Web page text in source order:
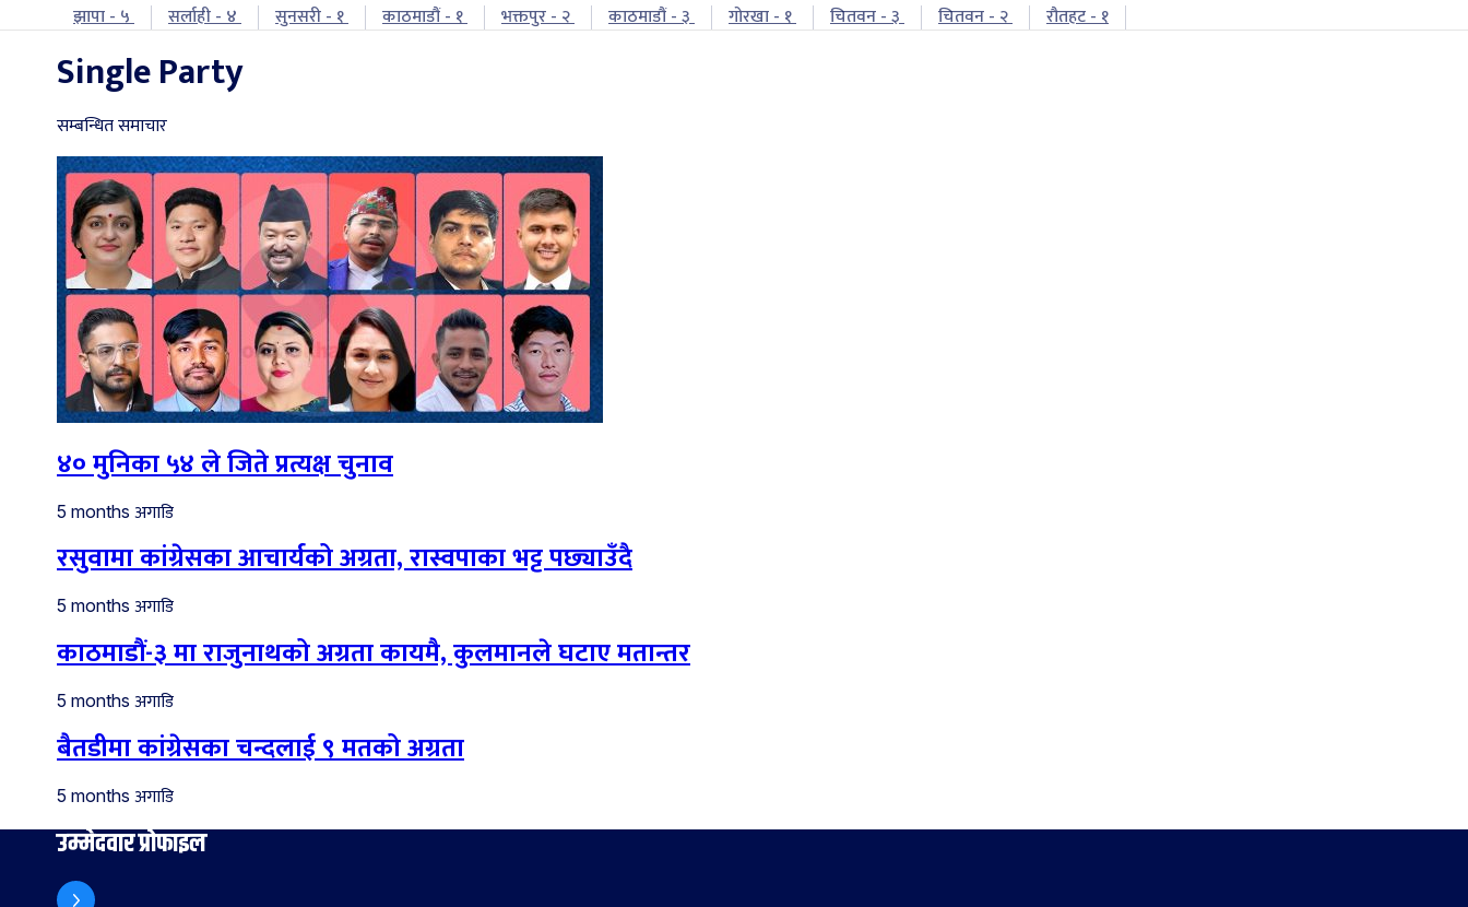
झापा - ५ सर्लाही - ४ सुनसरी - १ काठमाडौं - १ भक्तपुर - २ काठमाडौं - ३ गोरखा - १ चितवन - ३ चितवन - २ रौतहट - १
Single Party
सम्बन्धित समाचार
४० मुनिका ५४ ले जिते प्रत्यक्ष चुनाव
5 months अगाडि
रसुवामा कांग्रेसका आचार्यको अग्रता, रास्वपाका भट्ट पछ्याउँदै
5 months अगाडि
काठमाडौं-३ मा राजुनाथको अग्रता कायमै, कुलमानले घटाए मतान्तर
5 months अगाडि
बैतडीमा कांग्रेसका चन्दलाई ९ मतको अग्रता
5 months अगाडि
उम्मेदवार प्रोफाइल